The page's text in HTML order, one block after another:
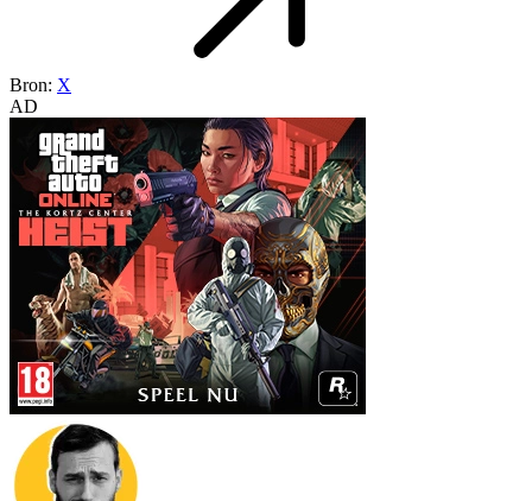
Bron: X
AD